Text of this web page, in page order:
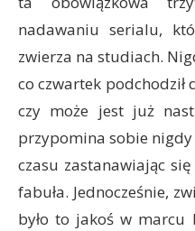
nadawaniu serialu,
zwierza na studiach.
co czwartek
czy może jest już
przypomina sobie
czasu zastanawiając
fabuła. Jednocześnie,
było to jakoś w marcu